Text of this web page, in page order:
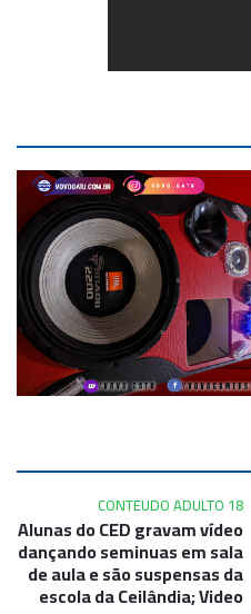
CONTEUDO ADULTO 18
Alunas do CED gravam vídeo
dançando seminuas em sala
de aula e são suspensas da
escola da Ceilândia; Video